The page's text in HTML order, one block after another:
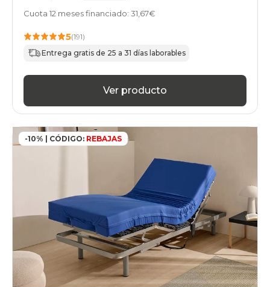
Cuota 12 meses financiado: 31,67€
5(191)
Entrega gratis de 25 a 31 días laborables
Ver producto
-10% | CÓDIGO: REBAJAS